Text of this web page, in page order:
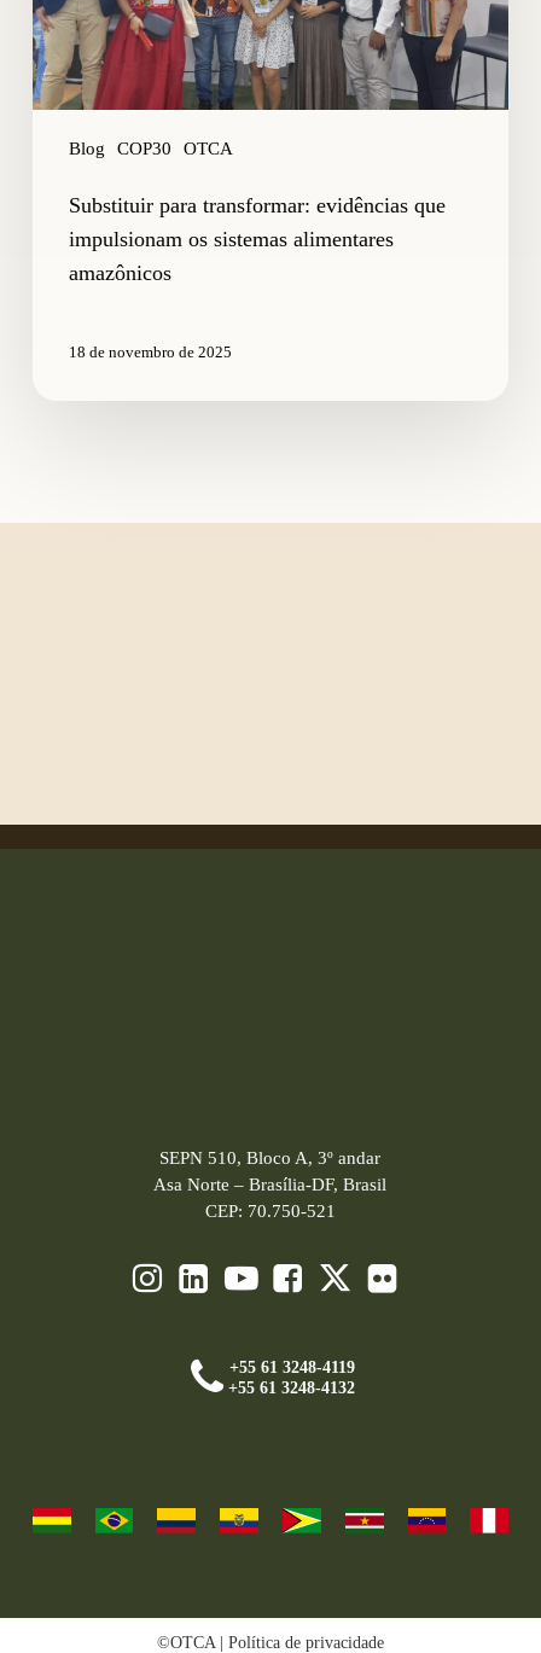
Blog COP30 OTCA
alimentares
amazônicos
Substituir para transformar: evidências que
impulsionam os sistemas alimentares
amazônicos
18 de novembro de 2025
SEPN 510, Bloco A, 3º andar
Asa Norte – Brasília-DF, Brasil
CEP: 70.750-521
+55 61 3248-4119
+55 61 3248-4132
©OTCA | Política de privacidade